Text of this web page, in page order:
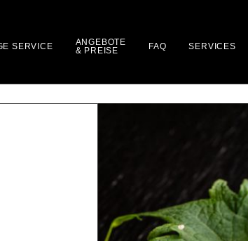
SERVICE
ANGEBOTE
& PREISE
FAQ SERVICES